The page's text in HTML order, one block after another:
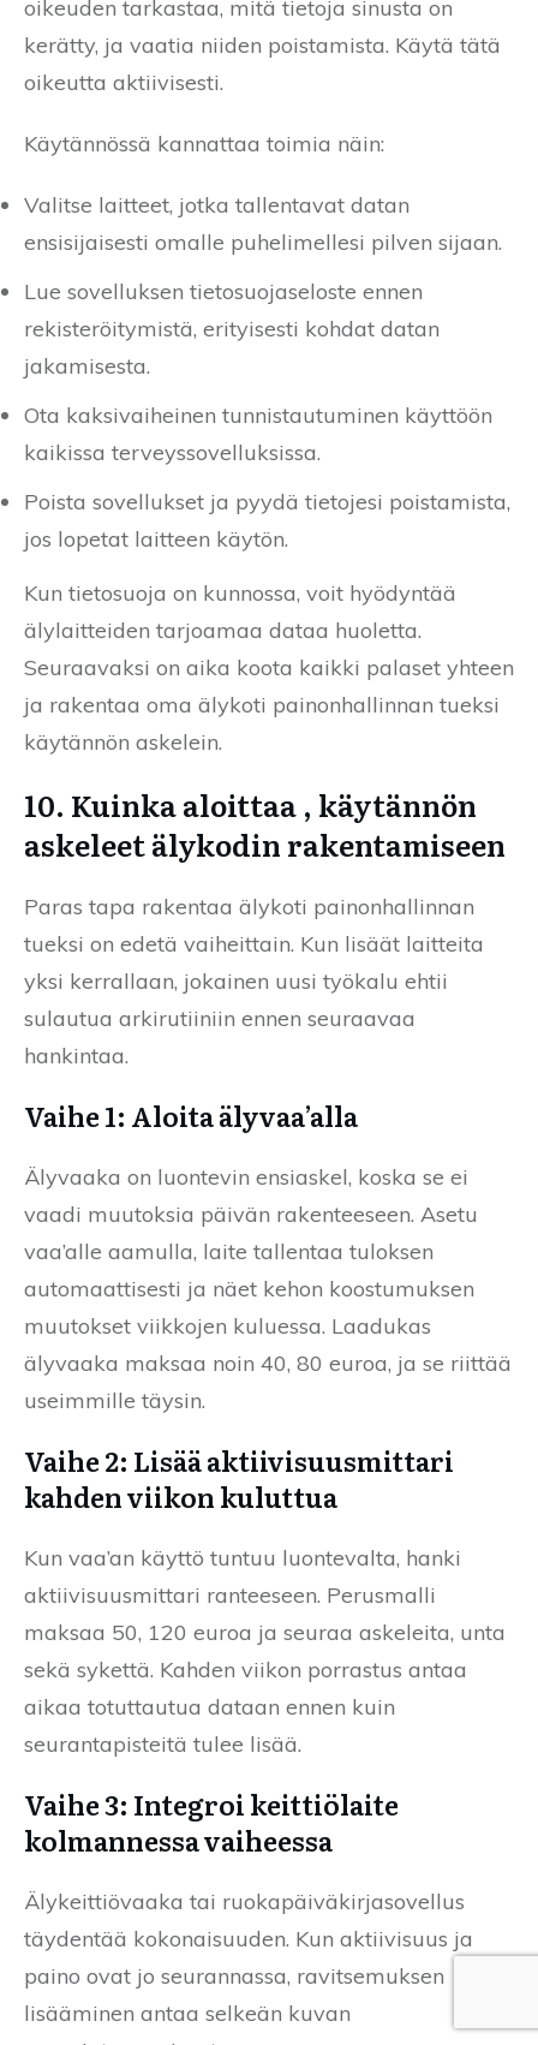
oikeuden tarkastaa, mitä tietoja sinusta on
kerätty, ja vaatia niiden poistamista. Käytä tätä
oikeutta aktiivisesti.
Käytännössä kannattaa toimia näin:
Valitse laitteet, jotka tallentavat datan
ensisijaisesti omalle puhelimellesi pilven sijaan.
Lue sovelluksen tietosuojaseloste ennen
rekisteröitymistä, erityisesti kohdat datan
jakamisesta.
Ota kaksivaiheinen tunnistautuminen käyttöön
kaikissa terveyssovelluksissa.
Poista sovellukset ja pyydä tietojesi poistamista,
jos lopetat laitteen käytön.
Kun tietosuoja on kunnossa, voit hyödyntää
älylaitteiden tarjoamaa dataa huoletta.
Seuraavaksi on aika koota kaikki palaset yhteen
ja rakentaa oma älykoti painonhallinnan tueksi
käytännön askelein.
10. Kuinka aloittaa , käytännön
askeleet älykodin rakentamiseen
Paras tapa rakentaa älykoti painonhallinnan
tueksi on edetä vaiheittain. Kun lisäät laitteita
yksi kerrallaan, jokainen uusi työkalu ehtii
sulautua arkirutiiniin ennen seuraavaa
hankintaa.
Vaihe 1: Aloita älyvaa’alla
Älyvaaka on luontevin ensiaskel, koska se ei
vaadi muutoksia päivän rakenteeseen. Asetu
vaa’alle aamulla, laite tallentaa tuloksen
automaattisesti ja näet kehon koostumuksen
muutokset viikkojen kuluessa. Laadukas
älyvaaka maksaa noin 40, 80 euroa, ja se riittää
useimmille täysin.
Vaihe 2: Lisää aktiivisuusmittari
kahden viikon kuluttua
Kun vaa’an käyttö tuntuu luontevalta, hanki
aktiivisuusmittari ranteeseen. Perusmalli
maksaa 50, 120 euroa ja seuraa askeleita, unta
sekä sykettä. Kahden viikon porrastus antaa
aikaa totuttautua dataan ennen kuin
seurantapisteitä tulee lisää.
Vaihe 3: Integroi keittiölaite
kolmannessa vaiheessa
Älykeittiövaaka tai ruokapäiväkirjasovellus
täydentää kokonaisuuden. Kun aktiivisuus ja
paino ovat jo seurannassa, ravitsemuksen
lisääminen antaa selkeän kuvan